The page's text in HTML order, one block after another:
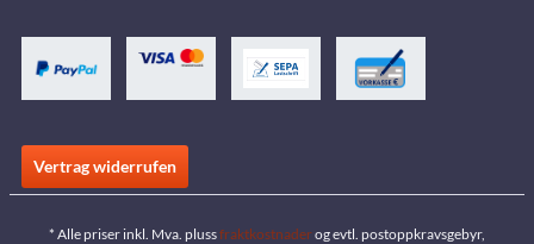
Vertrag widerrufen
* Alle priser inkl. Mva. plussfraktkostnaderog evtl. postoppkravsgebyr,